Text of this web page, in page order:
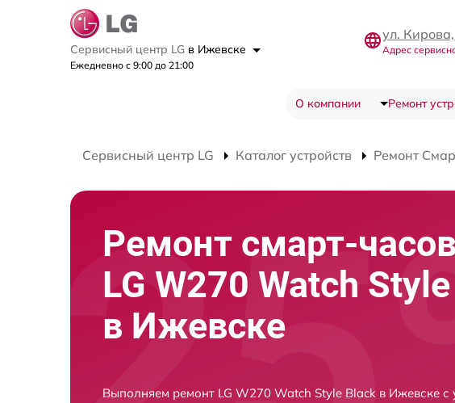
Сервисный центр LG в Ижевске
Ежедневно с 9:00 до 21:00
ул.
Адрес
О компании Ремонт
Сервисный центр LG Каталог устройств Ремонт
Ремонт смарт-часов
LG W270 Watch
в Ижевске
Выполняем ремонт LG W270 Watch Style Black в Ижевске с